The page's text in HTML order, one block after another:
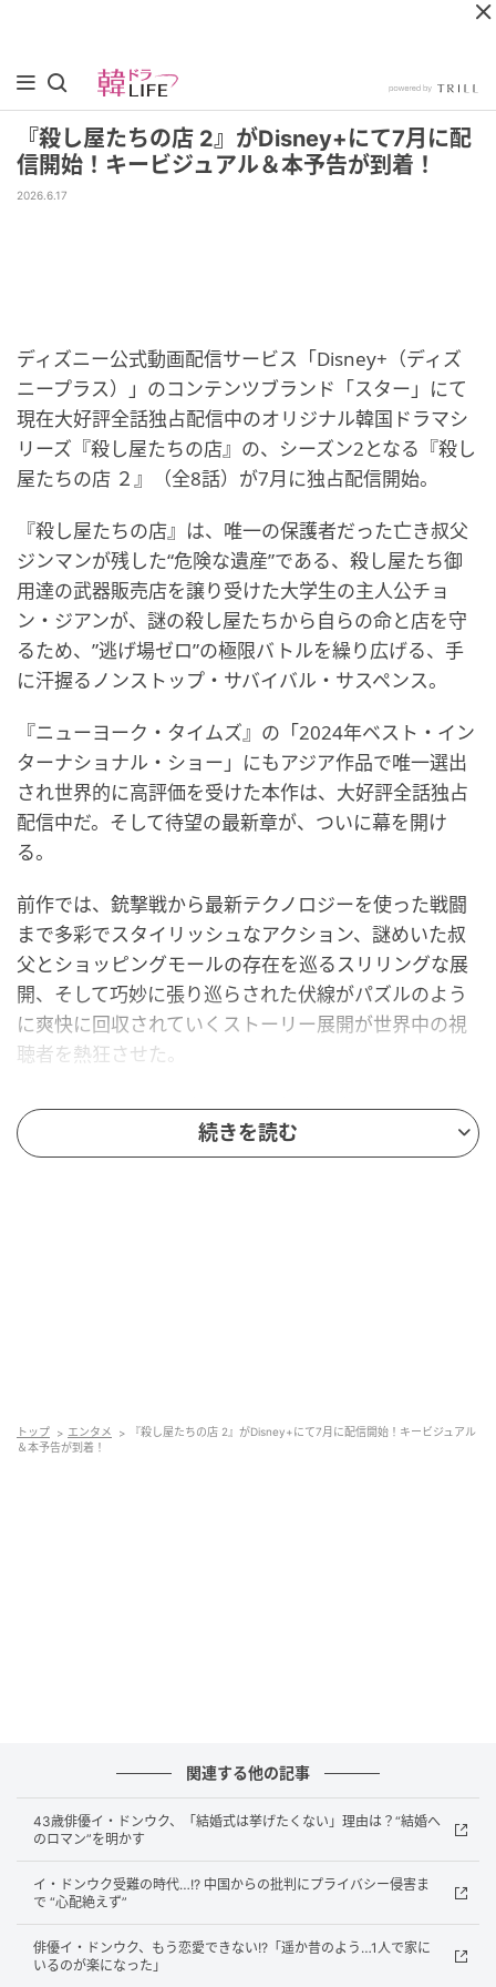
『殺し屋たちの店 2』がDisney+にて7月に配
信開始！キービジュアル＆本予告が到着！
2026.6.17
ディズニー公式動画配信サービス「Disney+（ディズ
ニープラス）」のコンテンツブランド「スター」にて
現在大好評全話独占配信中のオリジナル韓国ドラマシ
リーズ『殺し屋たちの店』の、シーズン2となる『殺し
屋たちの店 ２』（全8話）が7月に独占配信開始。
『殺し屋たちの店』は、唯一の保護者だった亡き叔父
ジンマンが残した“危険な遺産”である、殺し屋たち御
用達の武器販売店を譲り受けた大学生の主人公チョ
ン・ジアンが、謎の殺し屋たちから自らの命と店を守
るため、”逃げ場ゼロ”の極限バトルを繰り広げる、手
に汗握るノンストップ・サバイバル・サスペンス。
『ニューヨーク・タイムズ』の「2024年ベスト・イン
ターナショナル・ショー」にもアジア作品で唯一選出
され世界的に高評価を受けた本作は、大好評全話独占
配信中だ。そして待望の最新章が、ついに幕を開け
る。
前作では、銃撃戦から最新テクノロジーを使った戦闘
まで多彩でスタイリッシュなアクション、謎めいた叔
父とショッピングモールの存在を巡るスリリングな展
開、そして巧妙に張り巡らされた伏線がパズルのよう
に爽快に回収されていくストーリー展開が世界中の視
聴者を熱狂させた。
シーズン２では、日本から岡田将生と玄理が出演決定
し、スケールと緊張感がさらにパワーアップ！
り来る陰謀、そして命を懸けた壮絶なバトルの先に待
ち受けるものとは――。
失った腕に執着せずに残った腕を守れ」という叔父・
ジンマンの教えを胸に、過酷な戦いへと身を投じてい
く姿が映し出される。
続きを読む
トップ エンタメ
『殺し屋たちの店 2』がDisney+にて7月に配信開始！キービジュアル
＆本予告が到着！
関連する他の記事
43歳俳優イ・ドンウク、「結婚式は挙げたくない」理由は？“結婚へ
のロマン”を明かす
イ・ドンウク受難の時代…!? 中国からの批判にプライバシー侵害ま
で “心配絶えず”
俳優イ・ドンウク、もう恋愛できない!?「遥か昔のよう…1人で家に
いるのが楽になった」